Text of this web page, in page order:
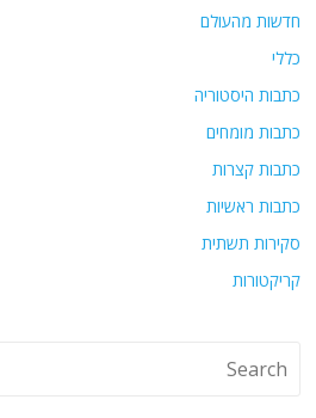
חדשות מהעולם
כללי
כתבות היסטוריה
כתבות מומחים
כתבות קצרות
כתבות ראשיות
סקירות תשתית
קריקטורות